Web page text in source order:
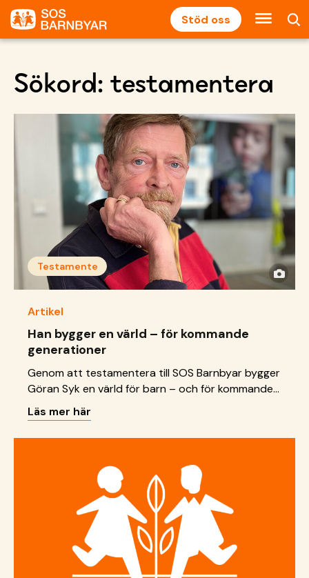
Stöd oss
Sökord: testamentera
Testamente
Artikel
Han bygger en värld – för kommande
generationer
Genom att testamentera till SOS Barnbyar bygger
Göran Syk en värld för barn – och för kommande
generationer.
Läs mer här